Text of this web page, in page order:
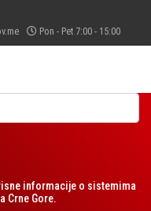
Pon - Pet 7:00 - 15:00
informacije o sistemima
Crne Gore.